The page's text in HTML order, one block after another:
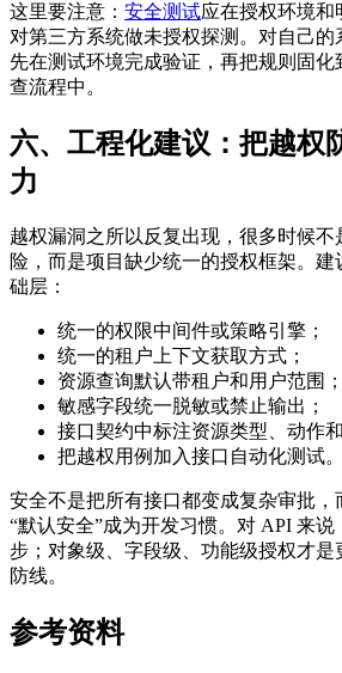
这里要注意： 安全测试应在授权环境和
对第三方系统做未授权探测。对自己
先在测试环境完成验证，再把规则固
查流程中。
六、工程化建议：把越权
力
越权漏洞之所以反复出现，很多时候
险，而是项目缺少统一的授权框架。
础层：
统一的权限中间件或策略引擎；
统一的租户上下文获取方式；
资源查询默认带租户和用户范围；
敏感字段统一脱敏或禁止输出；
接口契约中标注资源类型、动作
把越权用例加入接口自动化测试。
安全不是把所有接口都变成复杂审批，
“默认安全”成为开发习惯。对 API 来
步；对象级、字段级、功能级授权才是
防线。
参考资料